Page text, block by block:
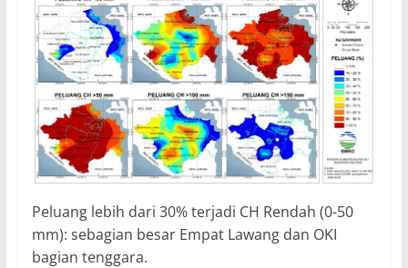
Peluang lebih dari 30% terjadi CH Rendah (0-50
mm): sebagian besar Empat Lawang dan OKI
bagian tenggara.